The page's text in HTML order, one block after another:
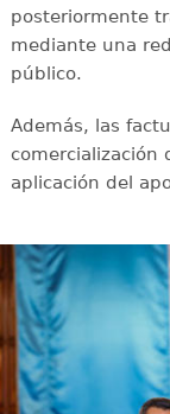
posteriormente
mediante una
público.
Además, las
comercialización
aplicación del